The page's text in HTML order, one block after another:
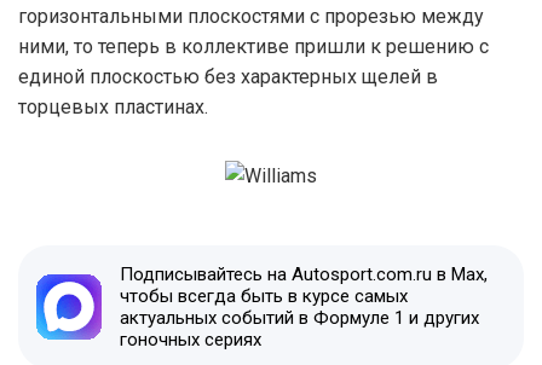
горизонтальными плоскостями с прорезью между
ними, то теперь в коллективе пришли к решению с
единой плоскостью без характерных щелей в
торцевых пластинах.
Подписывайтесь на Autosport.com.ru в Max,
чтобы всегда быть в курсе самых
актуальных событий в Формуле 1 и других
гоночных сериях